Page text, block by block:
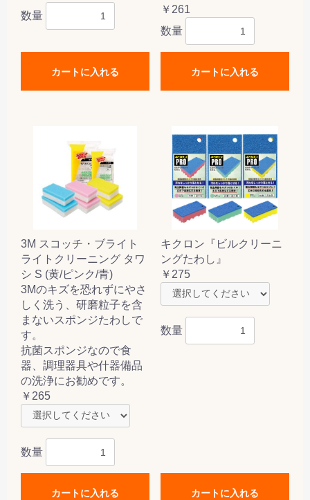
数量
カートに入れる
￥261
数量
カートに入れる
3M スコッチ・ブライト
ライトクリーニング タワ
シ S (黄/ピンク/青)
3Mのキズを恐れずにやさ
しく洗う、研磨粒子を含
まないスポンジたわしで
す。
抗菌スポンジなので食
器、調理器具や什器備品
の洗浄にお勧めです。
￥265
数量
カートに入れる
キクロン『ビルクリーニ
ングたわし』
￥275
数量
カートに入れる